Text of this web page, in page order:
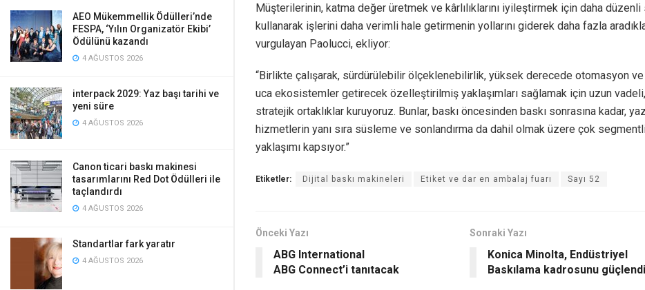
AEO Mükemmellik Ödülleri’nde
FESPA, ‘Yılın Organizatör Ekibi’
Ödülünü kazandı
4 AĞUSTOS 2026
interpack 2029: Yaz başı tarihi ve
yeni süre
4 AĞUSTOS 2026
Canon ticari baskı makinesi
tasarımlarını Red Dot Ödülleri ile
taçlandırdı
4 AĞUSTOS 2026
Standartlar fark yaratır
4 AĞUSTOS 2026
Müşterilerinin, katma değer üretmek ve kârlılıklarını iyileştirmek için daha
kullanarak işlerini daha verimli hale getirmenin yollarını giderek daha fazla
vurgulayan Paolucci, ekliyor:
“Birlikte çalışarak, sürdürülebilir ölçeklenebilirlik, yüksek derecede otomasyon
uca ekosistemler getirecek özelleştirilmiş yaklaşımları sağlamak için uzun vadeli,
stratejik ortaklıklar kuruyoruz. Bunlar, baskı öncesinden baskı sonrasına kadar,
hizmetlerin yanı sıra süsleme ve sonlandırma da dahil olmak üzere çok
yaklaşımı kapsıyor.”
Etiketler: Dijital baskı makineleri Etiket ve dar en ambalaj fuarı Sayı 52
Önceki Yazı
ABG International
ABG Connect’i tanıtacak
Sonraki Yazı
Konica Minolta, Endüstriyel
Baskılama kadrosunu